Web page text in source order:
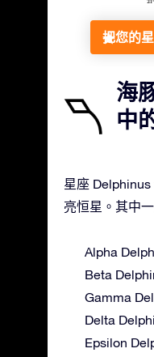
把您的
海
中
星座
亮恒星。其中
Alpha
Beta
Gamma
Delta
Epsilon